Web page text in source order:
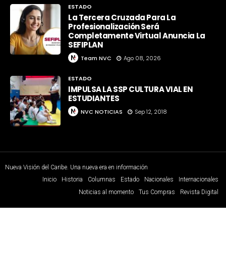
ESTADO
La Tercera Cruzada Para La
Profesionalización Será
Completamente Virtual Anuncia La
SEFIPLAN
Team NVC Ago 08, 2026
ESTADO
IMPULSA LA SSP CULTURA VIAL EN
ESTUDIANTES
NVC NOTICIAS Sep 12, 2018
Nueva Visión del Caribe. Una nueva era en información
Inicio
Historia Columnas Estado Nacionales
Internacionales
Noticias al momento
Tus Compras Revista Digital